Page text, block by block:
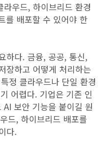
우드, 하이브리드 환경
를 배포할 수 있어야 한
하다. 금융, 공공, 통신,
장하고 어떻게 처리하는
정 클라우드나 단일 환경
어렵다. 기업은 기존 인
보안 기능을 붙이길 원
드, 하이브리드 배포를
다.